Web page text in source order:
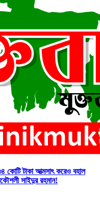
কোটি টাকা আত্মসাৎ করেও বহাল
সাইদুর রহমান!